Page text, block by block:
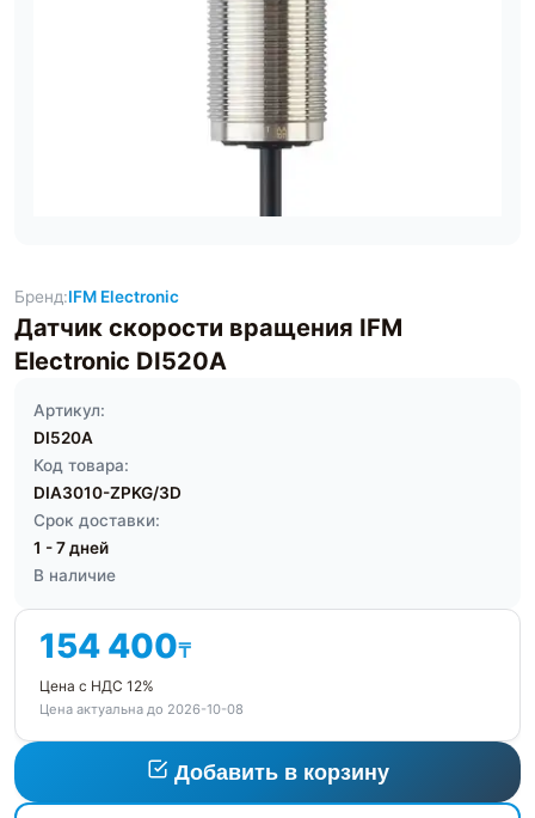
Бренд:IFM Electronic
Датчик скорости вращения IFM
Electronic DI520A
Артикул:
DI520A
Код товара:
DIA3010-ZPKG/3D
Срок доставки:
1 - 7 дней
В наличие
154 400₸
Цена с НДС 12%
Цена актуальна до 2026-10-08
Добавить в корзину